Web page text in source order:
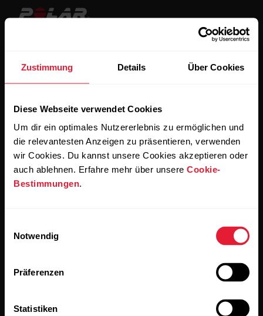
Zustimmung Details Über Cookies
Diese Webseite verwendet Cookies
Um dir ein optimales Nutzererlebnis zu ermöglichen und
die relevantesten Anzeigen zu präsentieren, verwenden
wir Cookies. Du kannst unsere Cookies akzeptieren oder
auch ablehnen. Erfahre mehr über unsere Cookie-
Bestimmungen.
Notwendig
Präferenzen
Statistiken
Bleibe auf dem Laufenden.
Abonniere unseren vierzehntägigen Newsletter, um
alle Updates direkt in deinen Posteingang zu erhalten.
Wenn du auf „Abonnieren“ klickst, erklärst du dich damit
einverstanden, E-Mails von Polar zu erhalten und bestätigst,